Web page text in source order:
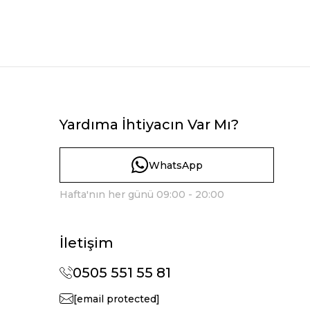
Yardıma İhtiyacın Var Mı?
WhatsApp
Hafta'nın her günü 09:00 - 20:00
İletişim
0505 551 55 81
[email protected]